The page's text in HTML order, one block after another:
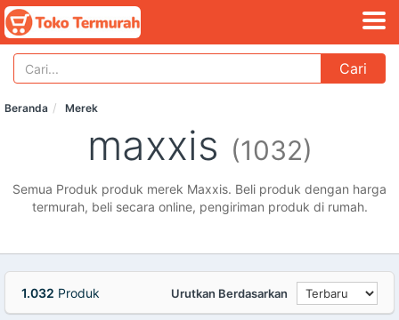
Cari
Beranda Merek
maxxis (1032)
Semua Produk produk merek Maxxis. Beli produk dengan harga
termurah, beli secara online, pengiriman produk di rumah.
1.032 Produk Urutkan Berdasarkan